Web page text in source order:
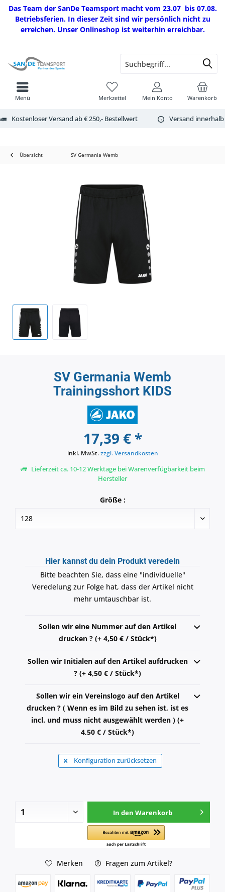
Das Team der SanDe Teamsport macht vom 23.07 bis 07.08.
Betriebsferien. In dieser Zeit sind wir persönlich nicht zu
erreichen. Unser Onlineshop ist weiterhin erreichbar.
Kostenloser Versand ab € 250,- Bestellwert Versand
Warenkorb
Merkzettel Mein Konto
Menü
Übersicht SV Germania Wemb
SV Germania Wemb
Trainingsshort KIDS
17,39 € *
inkl. MwSt.zzgl. Versandkosten
Lieferzeit ca. 10-12 Werktage bei Warenverfügbarkeit beim
Hersteller
Größe :
Hier kannst du dein Produkt veredeln
Bitte beachten Sie, dass eine "individuelle"
Veredelung zur Folge hat, dass der Artikel nicht
mehr umtauschbar ist.
Sollen wir eine Nummer auf den Artikel
drucken ? (+ 4,50 € / Stück*)
Sollen wir Initialen auf den Artikel aufdrucken
? (+ 4,50 € / Stück*)
Sollen wir ein Vereinslogo auf den Artikel
drucken ? ( Wenn es im Bild zu sehen ist, ist es
incl. und muss nicht ausgewählt werden ) (+
4,50 € / Stück*)
Konfiguration zurücksetzen
In den Warenkorb
Merken Fragen zum Artikel?